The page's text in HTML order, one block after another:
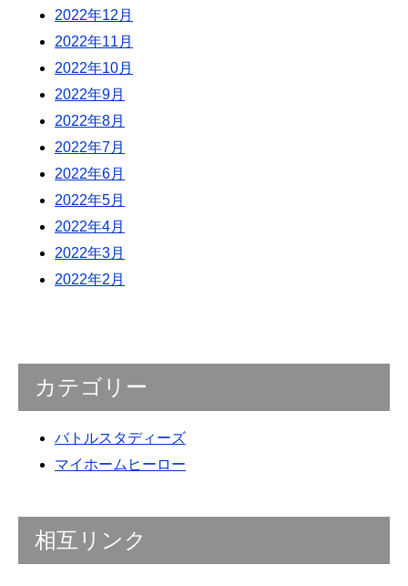
2022年12月
2022年11月
2022年10月
2022年9月
2022年8月
2022年7月
2022年6月
2022年5月
2022年4月
2022年3月
2022年2月
カテゴリー
バトルスタディーズ
マイホームヒーロー
相互リンク